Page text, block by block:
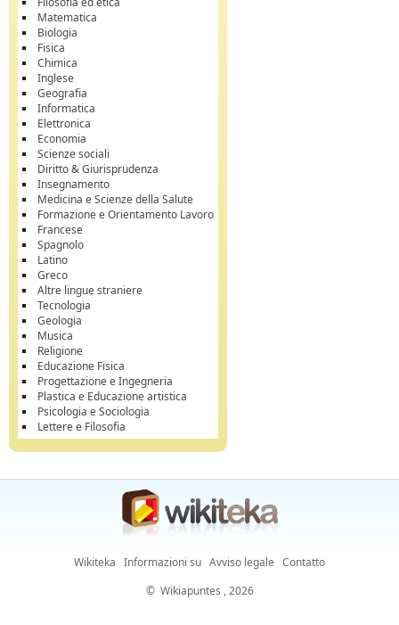
Matematica
Biologia
Fisica
Chimica
Inglese
Geografia
Informatica
Elettronica
Economia
Scienze sociali
Diritto & Giurisprudenza
Insegnamento
Medicina e Scienze della Salute
Formazione e Orientamento Lavoro
Francese
Spagnolo
Latino
Greco
Altre lingue straniere
Tecnologia
Geologia
Musica
Religione
Educazione Fisica
Progettazione e Ingegneria
Plastica e Educazione artistica
Psicologia e Sociologia
Lettere e Filosofia
Wikiteka Informazioni su Avviso legale Contatto
© Wikiapuntes , 2026